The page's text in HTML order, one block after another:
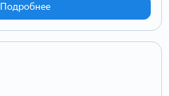
Подробнее